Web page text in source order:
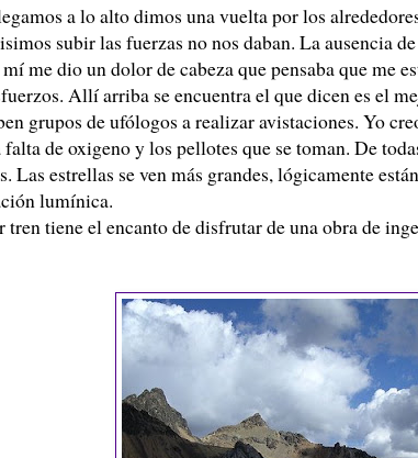
a lo alto dimos una vuelta por los
subir las fuerzas no nos daban. La ausencia
me dio un dolor de cabeza que pensaba que me
Allí arriba se encuentra el que dicen es el
grupos deufólogos a realizaravistaciones. Yo
de oxigeno y los pellotes que se toman. De
Las estrellas se ven más grandes, lógicamente
lumínica.
tren tiene el encanto de disfrutar de una obra de